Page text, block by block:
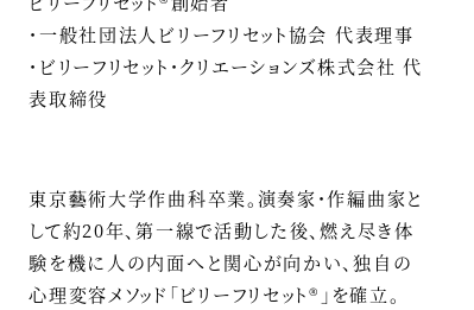
・一般社団法人ビリーフリセット協会 代表理事
・ビリーフリセット・クリエーションズ株式会社 代
表取締役
東京藝術大学作曲科卒業。演奏家・作編曲家と
して約20年、第一線で活動した後、燃え尽き体
験を機に人の内面へと関心が向かい、独自の
心理変容メソッド「ビリーフリセット®」を確立。